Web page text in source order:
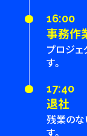
16:00
事務作
プロジェ
す。
17:40
退社
残業のな
す。